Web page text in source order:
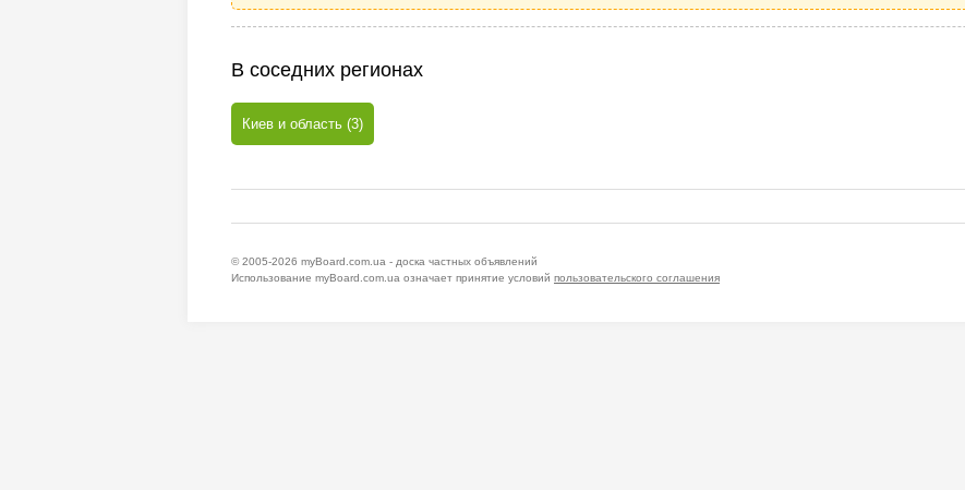
В соседних регионах
Киев и область (3)
© 2005-2026 myBoard.com.ua - доска частных объявлений
Использование myBoard.com.ua означает принятие условий пользовательского соглашения